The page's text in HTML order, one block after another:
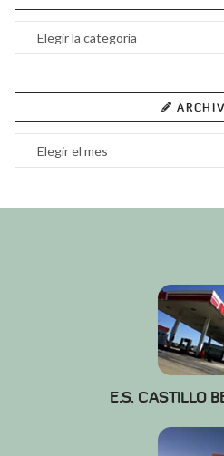
Categorías
Archivos
E.S. CASTILLO